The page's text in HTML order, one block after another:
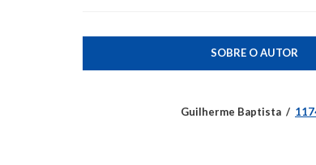
SOBRE O AUTOR
Guilherme Baptista